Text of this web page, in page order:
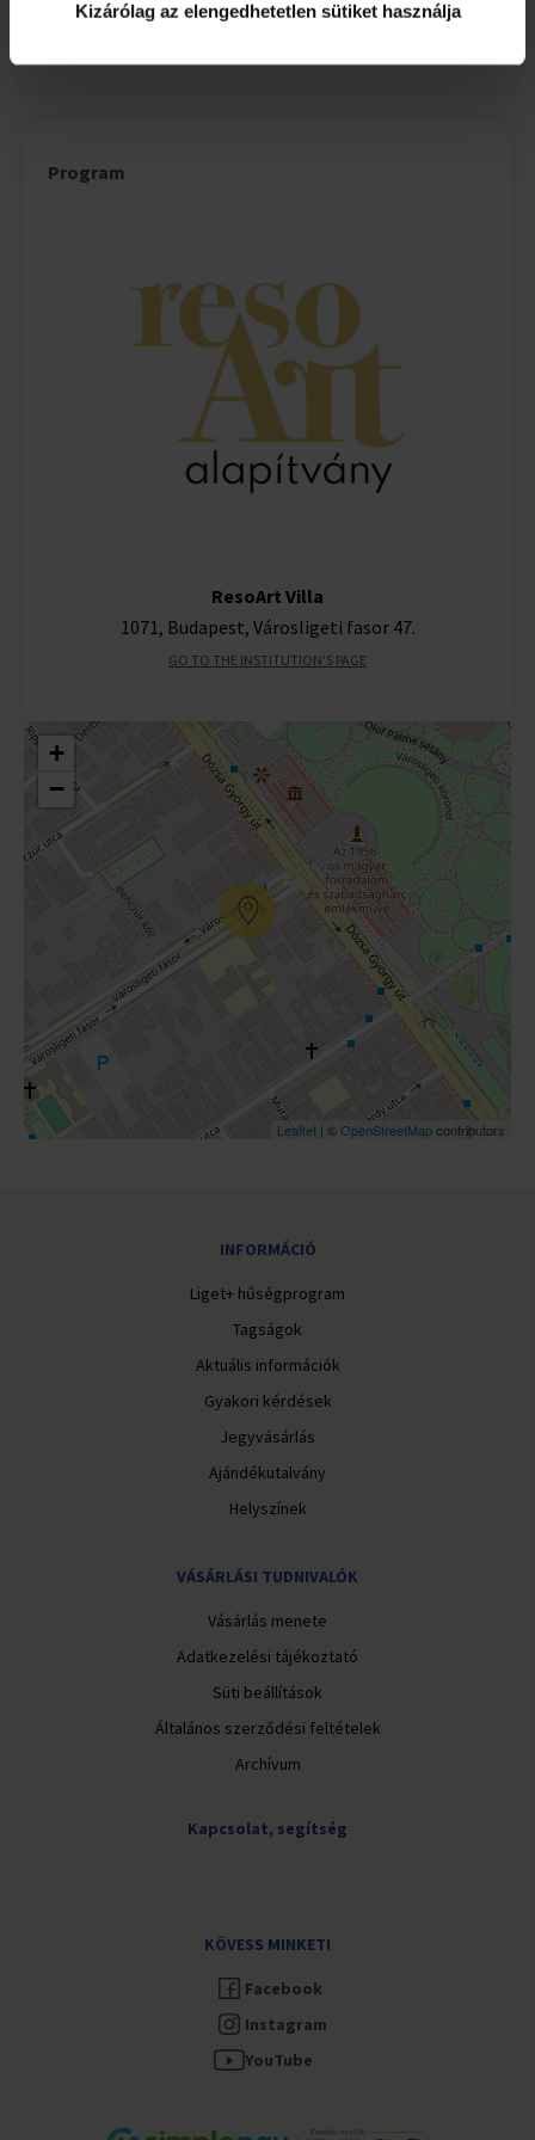
Kizárólag az elengedhetetlen sütiket használja
érvényes.
Program
ResoArt Villa
1071, Budapest, Városligeti fasor 47.
GO TO THE INSTITUTION'S PAGE
+
−
Leaflet | ©OpenStreetMapcontributors
INFORMÁCIÓ
Liget+ hűségprogram
Tagságok
Aktuális információk
Gyakori kérdések
Jegyvásárlás
Ajándékutalvány
Helyszínek
VÁSÁRLÁSI TUDNIVALÓK
Vásárlás menete
Adatkezelési tájékoztató
Süti beállítások
Általános szerződési feltételek
Archívum
Kapcsolat, segítség
KÖVESS MINKET!
Facebook
Instagram
YouTube